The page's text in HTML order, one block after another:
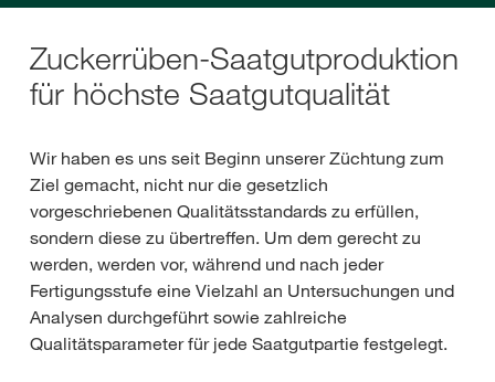
Zuckerrüben-Saatgutproduktion
für höchste Saatgutqualität
Wir haben es uns seit Beginn unserer Züchtung zum
Ziel gemacht, nicht nur die gesetzlich
vorgeschriebenen Qualitätsstandards zu erfüllen,
sondern diese zu übertreffen. Um dem gerecht zu
werden, werden vor, während und nach jeder
Fertigungsstufe eine Vielzahl an Untersuchungen und
Analysen durchgeführt sowie zahlreiche
Qualitätsparameter für jede Saatgutpartie festgelegt.